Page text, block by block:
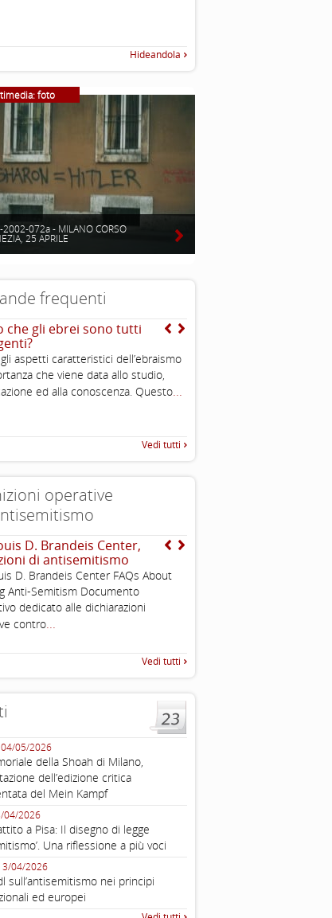
Hideandola
foto
072a - MILANO CORSO
25 APRILE
frequenti
che gli ebrei sono tutti
aspetti caratteristici dell’ebraismo
che viene data allo studio,
ed alla conoscenza. Questo...
Vedi tutti
operative
D. Brandeis Center,
di antisemitismo
D. Brandeis Center FAQs About
Anti-Semitism Documento
dedicato alle dichiarazioni
contro...
Vedi tutti
05/2026
della Shoah di Milano,
dell’edizione critica
del Mein Kampf
04/2026
a Pisa: Il disegno di legge
Una riflessione a più voci
04/2026
sull’antisemitismo nei principi
ed europei